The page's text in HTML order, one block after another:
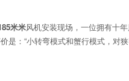
米米风机安装现场，一位拥有十
是：“小转弯模式和蟹行模式，对